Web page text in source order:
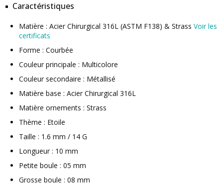
Caractéristiques
Matière : Acier Chirurgical 316L (ASTM F138) & Strass Voir les
certificats
Forme : Courbée
Couleur principale : Multicolore
Couleur secondaire : Métallisé
Matière base : Acier Chirurgical 316L
Matière ornements : Strass
Thème : Etoile
Taille : 1.6 mm / 14 G
Longueur : 10 mm
Petite boule : 05 mm
Grosse boule : 08 mm